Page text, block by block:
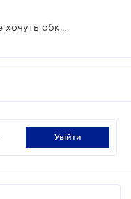
Послуги Google, Facebook, Youtube хочуть обкладати 20% ПДВ
увійти